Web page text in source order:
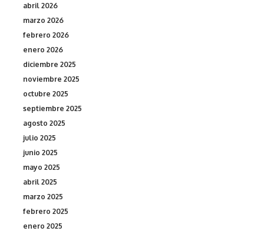
abril 2026
marzo 2026
febrero 2026
enero 2026
diciembre 2025
noviembre 2025
octubre 2025
septiembre 2025
agosto 2025
julio 2025
junio 2025
mayo 2025
abril 2025
marzo 2025
febrero 2025
enero 2025